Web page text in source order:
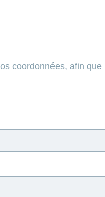
coordonnées, afin